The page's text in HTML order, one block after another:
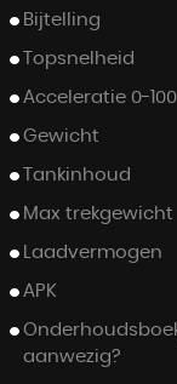
Bijtelling
Topsnelheid
Acceleratie 0-100
Gewicht
Tankinhoud
Max trekgewicht
Laadvermogen
APK
aanwezig?